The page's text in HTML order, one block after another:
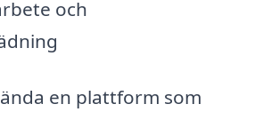
och
en plattform som